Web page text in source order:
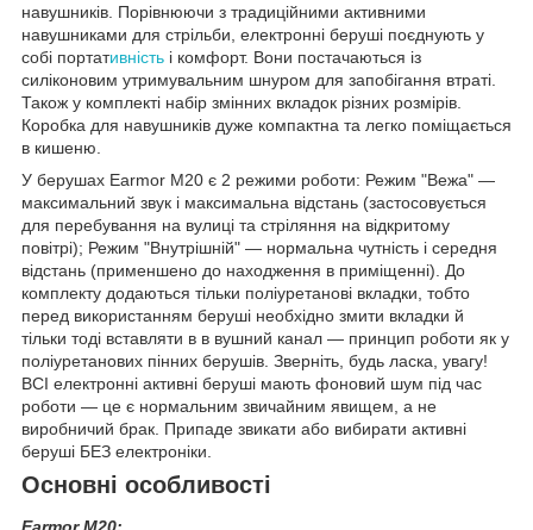
навушників. Порівнюючи з традиційними активними
навушниками для стрільби, електронні беруші поєднують у
собі портативність і комфорт. Вони постачаються із
силіконовим утримувальним шнуром для запобігання втраті.
Також у комплекті набір змінних вкладок різних розмірів.
Коробка для навушників дуже компактна та легко поміщається
в кишеню.
У берушах Earmor M20 є 2 режими роботи: Режим "Вежа" —
максимальний звук і максимальна відстань (застосовується
для перебування на вулиці та стріляння на відкритому
повітрі); Режим "Внутрішній" — нормальна чутність і середня
відстань (применшено до находження в приміщенні). До
комплекту додаються тільки поліуретанові вкладки, тобто
перед використанням беруші необхідно змити вкладки й
тільки тоді вставляти в в вушний канал — принцип роботи як у
поліуретанових пінних берушів. Зверніть, будь ласка, увагу!
ВСІ електронні активні беруші мають фоновий шум під час
роботи — це є нормальним звичайним явищем, а не
виробничий брак. Припаде звикати або вибирати активні
беруші БЕЗ електроніки.
Основні особливості